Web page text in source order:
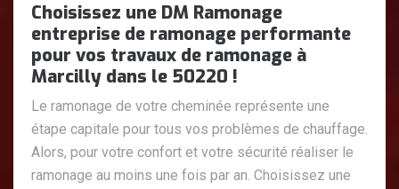
Choisissez une DM Ramonage
entreprise de ramonage performante
pour vos travaux de ramonage à
Marcilly dans le 50220 !
Le ramonage de votre cheminée représente une
étape capitale pour tous vos problèmes de chauffage.
Alors, pour votre confort et votre sécurité réaliser le
ramonage au moins une fois par an. Choisissez une